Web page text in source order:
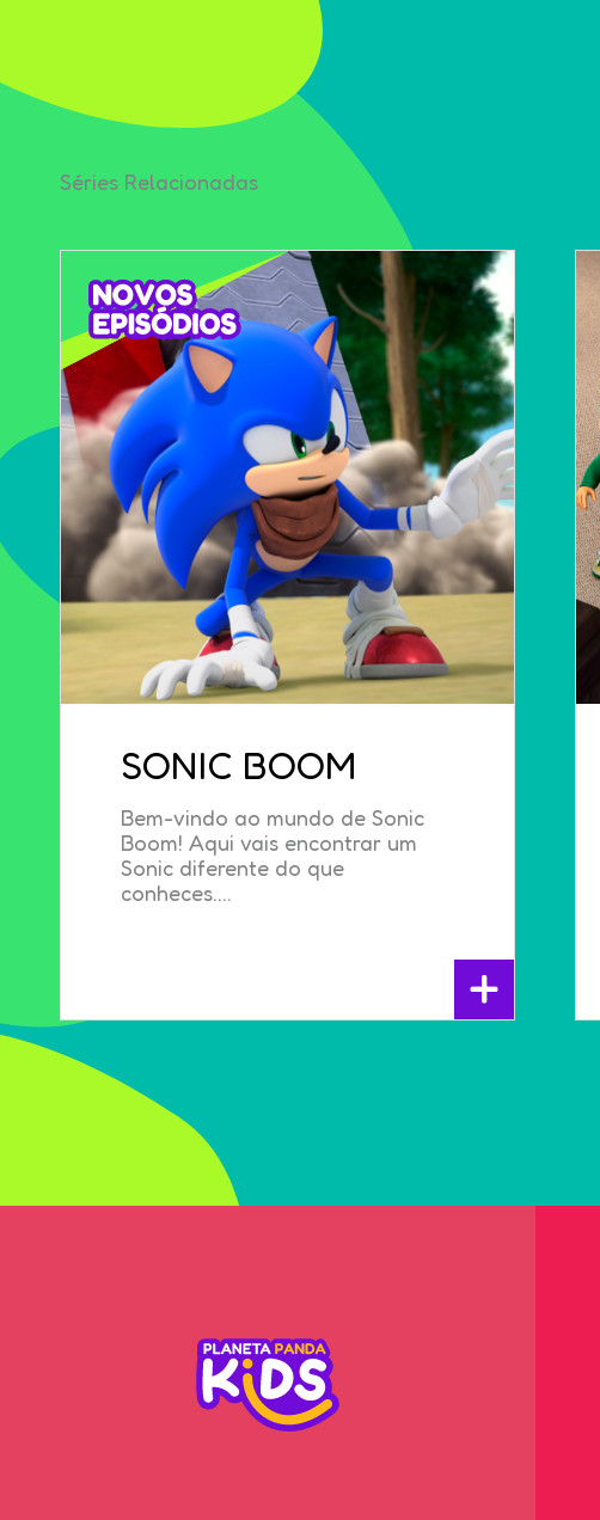
Séries Relacionadas
SONIC BOOM
Bem-vindo ao mundo de Sonic
Boom! Aqui vais encontrar um
Sonic diferente do que
conheces....
+